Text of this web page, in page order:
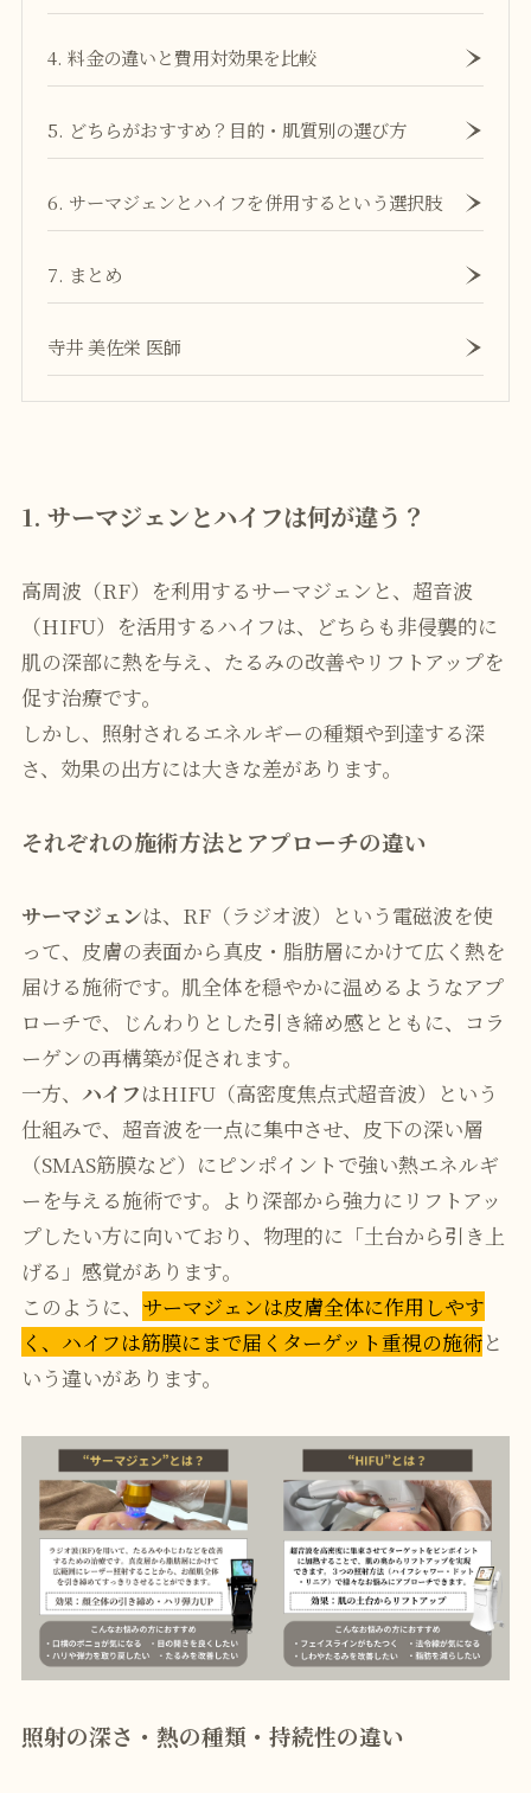
4. 料金の違いと費用対効果を比較
5. どちらがおすすめ？目的・肌質別の選び方
6. サーマジェンとハイフを併用するという選択肢
7. まとめ
寺井 美佐栄 医師
1. サーマジェンとハイフは何が違う？
高周波（RF）を利用するサーマジェンと、超音波
（HIFU）を活用するハイフは、どちらも非侵襲的に
肌の深部に熱を与え、たるみの改善やリフトアップを
促す治療です。
しかし、照射されるエネルギーの種類や到達する深
さ、効果の出方には大きな差があります。
それぞれの施術方法とアプローチの違い
サーマジェンは、RF（ラジオ波）という電磁波を使
って、皮膚の表面から真皮・脂肪層にかけて広く熱を
届ける施術です。肌全体を穏やかに温めるようなアプ
ローチで、じんわりとした引き締め感とともに、コラ
ーゲンの再構築が促されます。
一方、 ハイフはHIFU（高密度焦点式超音波）という
仕組みで、超音波を一点に集中させ、皮下の深い層
（SMAS筋膜など）にピンポイントで強い熱エネルギ
ーを与える施術です。より深部から強力にリフトアッ
プしたい方に向いており、物理的に「土台から引き上
げる」感覚があります。
このように、 サーマジェンは皮膚全体に作用しやす
く、ハイフは筋膜にまで届くターゲット重視の施術と
いう違いがあります。
照射の深さ・熱の種類・持続性の違い